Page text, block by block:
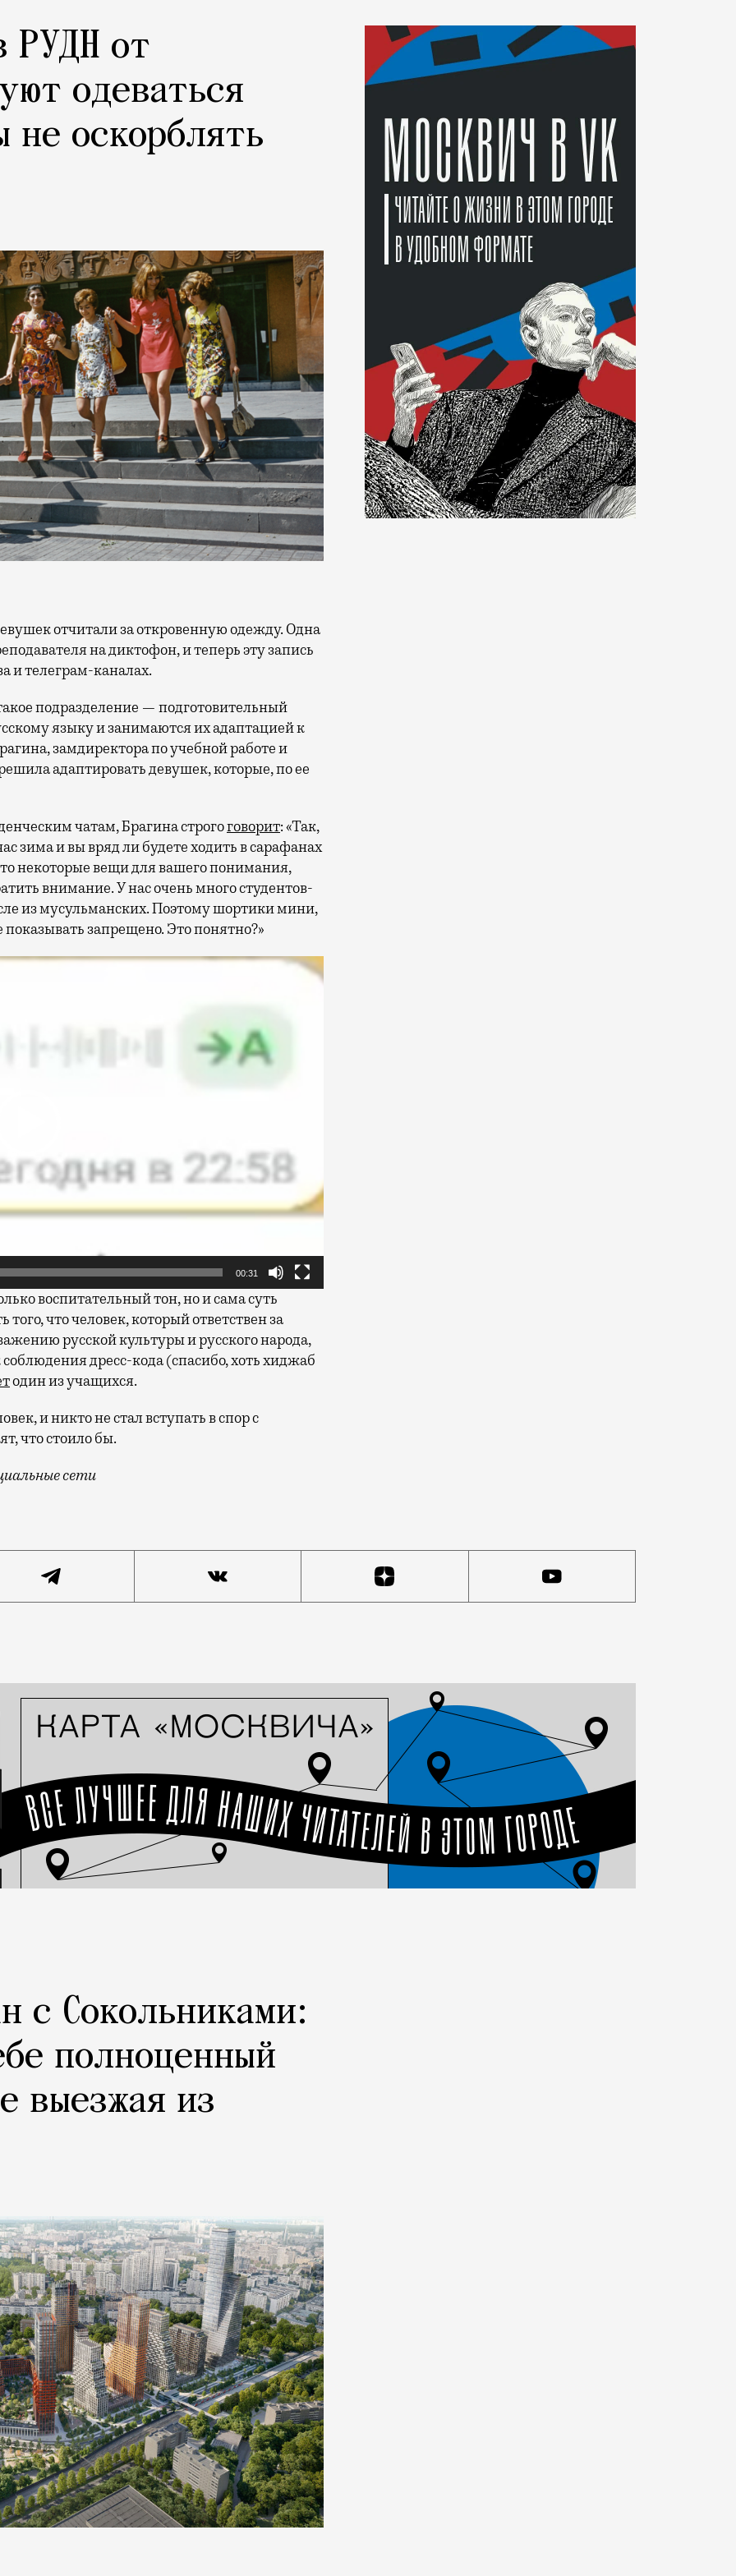
РУДН от
одеваться
не оскорблять
на диктофон, и теперь эту запись
и телеграм-каналах.
подразделение — подготовительный
языку и занимаются их адаптацией к
замдиректора по учебной работе и
адаптировать девушек, которые, по ее
чатам, Брагина строгоговорит: «Так,
зима и вы вряд ли будете ходить в сарафанах
некоторые вещи для вашего понимания,
внимание. У нас очень много студентов-
из мусульманских. Поэтому шортики мини,
запрещено. Это понятно?»
00:31
воспитательный тон, но и сама суть
что человек, который ответствен за
русской культуры и русского народа,
дресс-кода (спасибо, хоть хиджаб
один из учащихся.
и никто не стал вступать в спор с
что стоило бы.
сети
с Сокольниками:
полноценный
выезжая из